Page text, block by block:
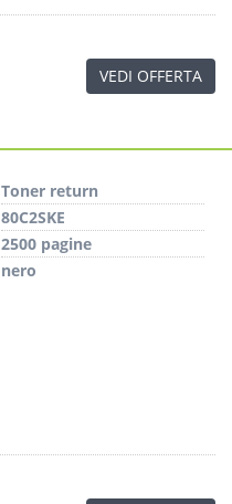
VEDI OFFERTA
Toner return
80C2SKE
2500 pagine
nero